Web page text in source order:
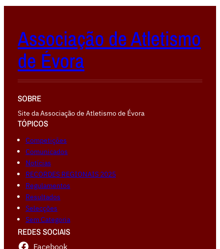
Associação de Atletismo
de Évora
SOBRE
Site da Associação de Atletismo de Évora
TÓPICOS
Competiçōes
Comunicados
Notícias
RECORDES REGIONAIS 2025
Regulamentos
Resultados
Selecções
Sem Categoria
REDES SOCIAIS
Facebook